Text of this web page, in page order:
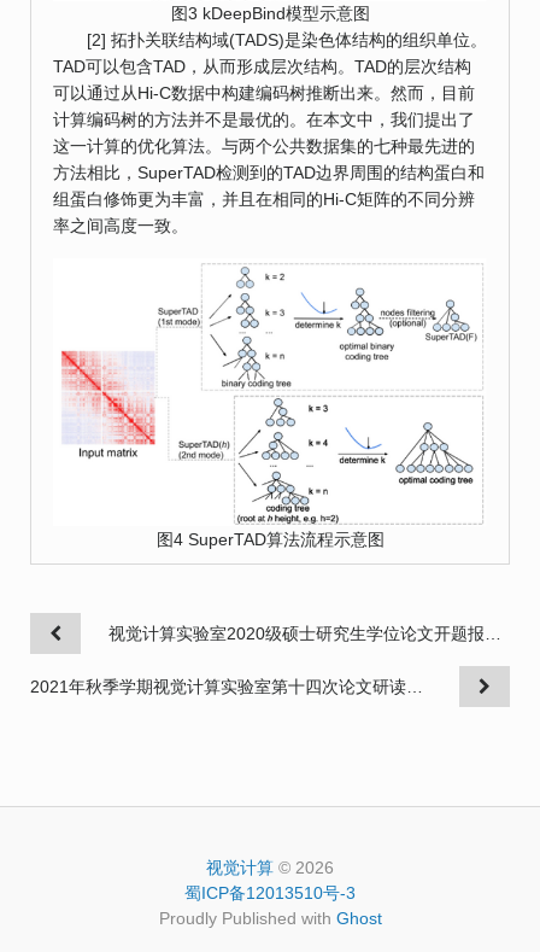
图3 kDeepBind模型示意图
[2] 拓扑关联结构域(TADS)是染色体结构的组织单位。
TAD可以包含TAD，从而形成层次结构。TAD的层次结构
可以通过从Hi-C数据中构建编码树推断出来。然而，目前
计算编码树的方法并不是最优的。在本文中，我们提出了
这一计算的优化算法。与两个公共数据集的七种最先进的
方法相比，SuperTAD检测到的TAD边界周围的结构蛋白和
组蛋白修饰更为丰富，并且在相同的Hi-C矩阵的不同分辨
率之间高度一致。
图4 SuperTAD算法流程示意图
视觉计算 © 2026
蜀ICP备12013510号-3
Proudly Published with Ghost